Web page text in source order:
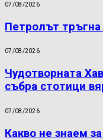
07/08/2026
Петролът тръгна
07/08/2026
Чудотворната
събра стотици
07/08/2026
Какво не знаем